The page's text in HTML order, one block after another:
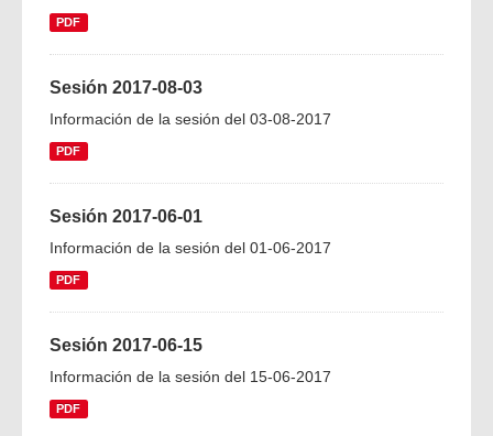
PDF
Sesión 2017-08-03
Información de la sesión del 03-08-2017
PDF
Sesión 2017-06-01
Información de la sesión del 01-06-2017
PDF
Sesión 2017-06-15
Información de la sesión del 15-06-2017
PDF